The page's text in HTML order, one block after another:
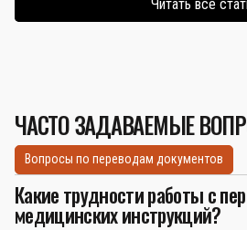
Читать все
ЧАСТО ЗАДАВАЕМЫЕ
Вопросы по переводам документов
Какие трудности работы с
медицинских инструкций?